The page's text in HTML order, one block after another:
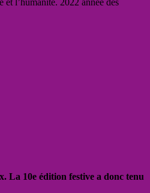
La 10e édition festive a donc tenu